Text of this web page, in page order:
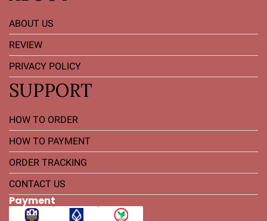
ABOUT US
REVIEW
PRIVACY POLICY
SUPPORT
HOW TO ORDER
HOW TO PAYMENT
ORDER TRACKING
CONTACT US
Payment